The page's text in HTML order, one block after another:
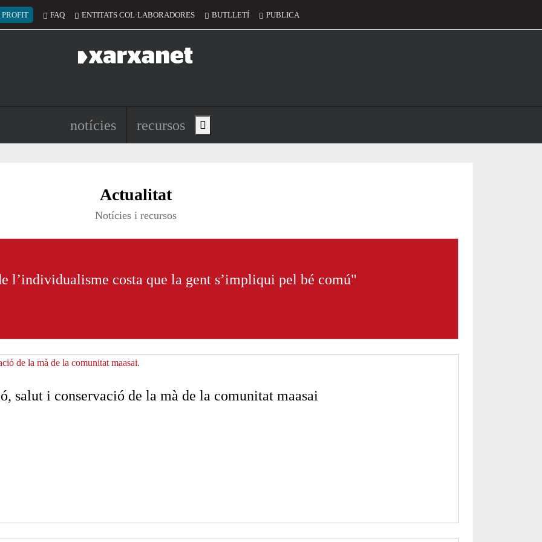
del compte d'usuari
PROFIT FAQ ENTITATS COL·LABORADORES BUTLLETÍ PUBLICA
Navegació principal de l'encapçalament
notícies recursos Show main menu
de Catalunya per un món millor
Actualitat
Notícies i recursos
l’individualisme costa que la gent s’impliqui pel bé comú"
salut i conservació de la mà de la comunitat maasai